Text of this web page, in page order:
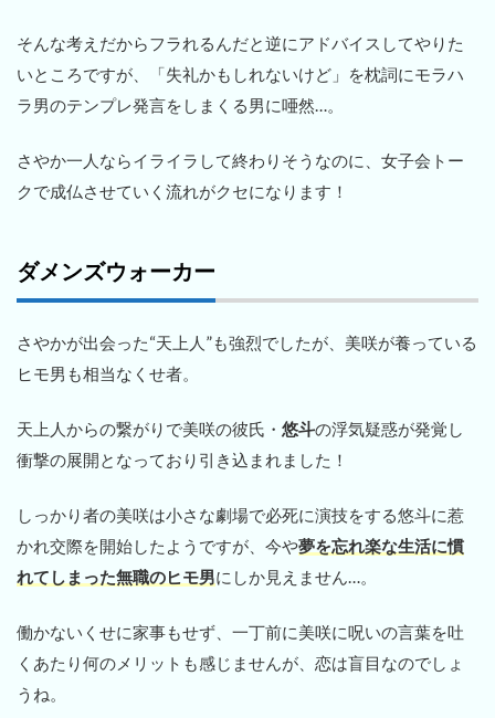
そんな考えだからフラれるんだと逆にアドバイスしてやりた
いところですが、「失礼かもしれないけど」を枕詞にモラハ
ラ男のテンプレ発言をしまくる男に唖然…。
さやか一人ならイライラして終わりそうなのに、女子会トー
クで成仏させていく流れがクセになります！
ダメンズウォーカー
さやかが出会った“天上人”も強烈でしたが、美咲が養っている
ヒモ男も相当なくせ者。
天上人からの繋がりで美咲の彼氏・ 悠斗の浮気疑惑が発覚し
衝撃の展開となっており引き込まれました！
しっかり者の美咲は小さな劇場で必死に演技をする悠斗に惹
かれ交際を開始したようですが、今や夢を忘れ楽な生活に慣
れてしまった無職のヒモ男にしか見えません…。
働かないくせに家事もせず、一丁前に美咲に呪いの言葉を吐
くあたり何のメリットも感じませんが、恋は盲目なのでしょ
うね。